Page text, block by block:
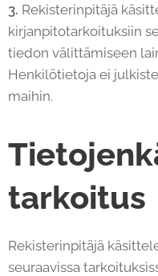
3. Rekisterinpitäjä
kirjanpitotarkoituksiin
tiedon välittämiseen
Henkilötietoja ei
maihin.
tarkoitus
Rekisterinpitäjä
seuraavissa